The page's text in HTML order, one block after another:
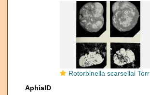
Rotorbinella scarsellai Torre, 1967
AphiaID